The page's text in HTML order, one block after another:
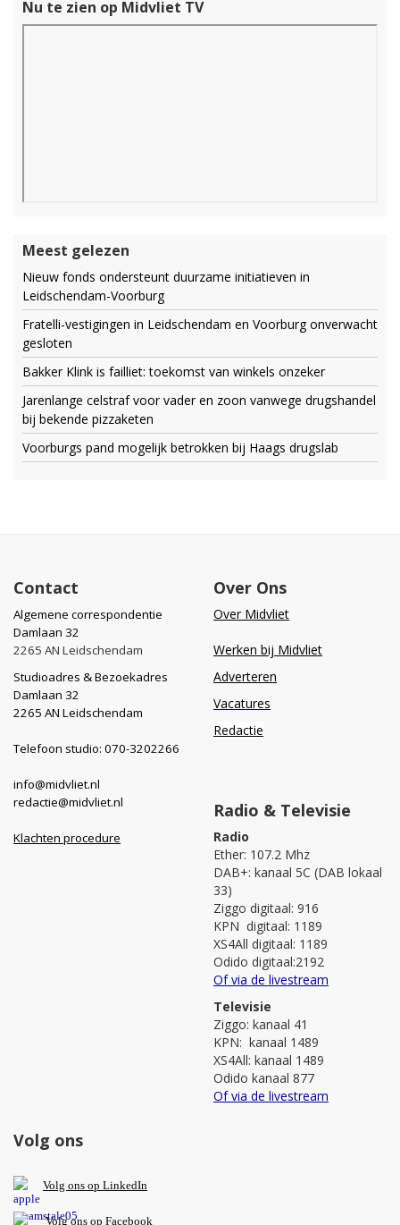
Nu te zien op Midvliet TV
Meest gelezen
Nieuw fonds ondersteunt duurzame initiatieven in
Leidschendam-Voorburg
Fratelli-vestigingen in Leidschendam en Voorburg onverwacht
gesloten
Bakker Klink is failliet: toekomst van winkels onzeker
Jarenlange celstraf voor vader en zoon vanwege drugshandel
bij bekende pizzaketen
Voorburgs pand mogelijk betrokken bij Haags drugslab
Contact
Algemene correspondentie
Damlaan 32
2265 AN Leidschendam
Studioadres & Bezoekadres
Damlaan 32
2265 AN Leidschendam
Telefoon studio: 070-3202266
info@midvliet.nl
redactie@midvliet.nl
Klachten procedure
Over Ons
Over Midvliet
Werken bij Midvliet
Adverteren
Vacatures
Redactie
Radio & Televisie
Radio
Ether: 107.2 Mhz
DAB+: kanaal 5C (DAB lokaal
33)
Ziggo digitaal: 916
KPN digitaal: 1189
XS4All digitaal: 1189
Odido digitaal:2192
Of via de livestream
Televisie
Ziggo: kanaal 41
KPN: kanaal 1489
XS4All: kanaal 1489
Odido kanaal 877
Of via de livestream
Volg ons
Volg ons op LinkedIn
Volg ons op Facebook